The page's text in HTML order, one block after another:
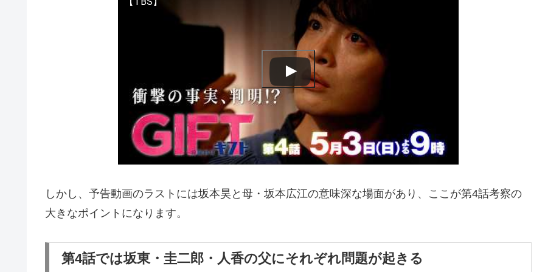
しかし、予告動画のラストには坂本昊と母・坂本広江の意味深な場面があり、ここが第4話考察の
大きなポイントになります。
第4話では坂東・圭二郎・人香の父にそれぞれ問題が起きる